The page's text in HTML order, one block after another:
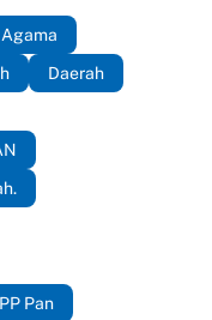
Agama
Daerah
Pan